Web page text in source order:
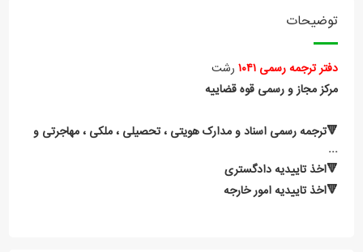
توضیحات
دفتر ترجمه رسمی ۱۰۴۱
رشت
مرکز مجاز و رسمی قوه قضاییه
🔻ترجمه رسمی اسناد و مدارک هویتی ، تحصیلی ، ملکی ، مهاجرتی و
...
🔻اخذ تاییدیه دادگستری
🔻اخذ تاییدیه امور خارجه